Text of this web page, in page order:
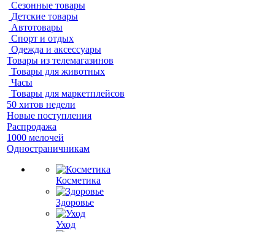
Сезонные товары
Детские товары
Автотовары
Спорт и отдых
Одежда и аксессуары
Товары из телемагазинов
Товары для животных
Часы
Товары для маркетплейсов
50 хитов недели
Новые поступления
Распродажа
1000 мелочей
Одностраничникам
Косметика
Здоровье
Уход